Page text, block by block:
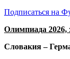
Подписаться на
Олимпиада
Словакия –